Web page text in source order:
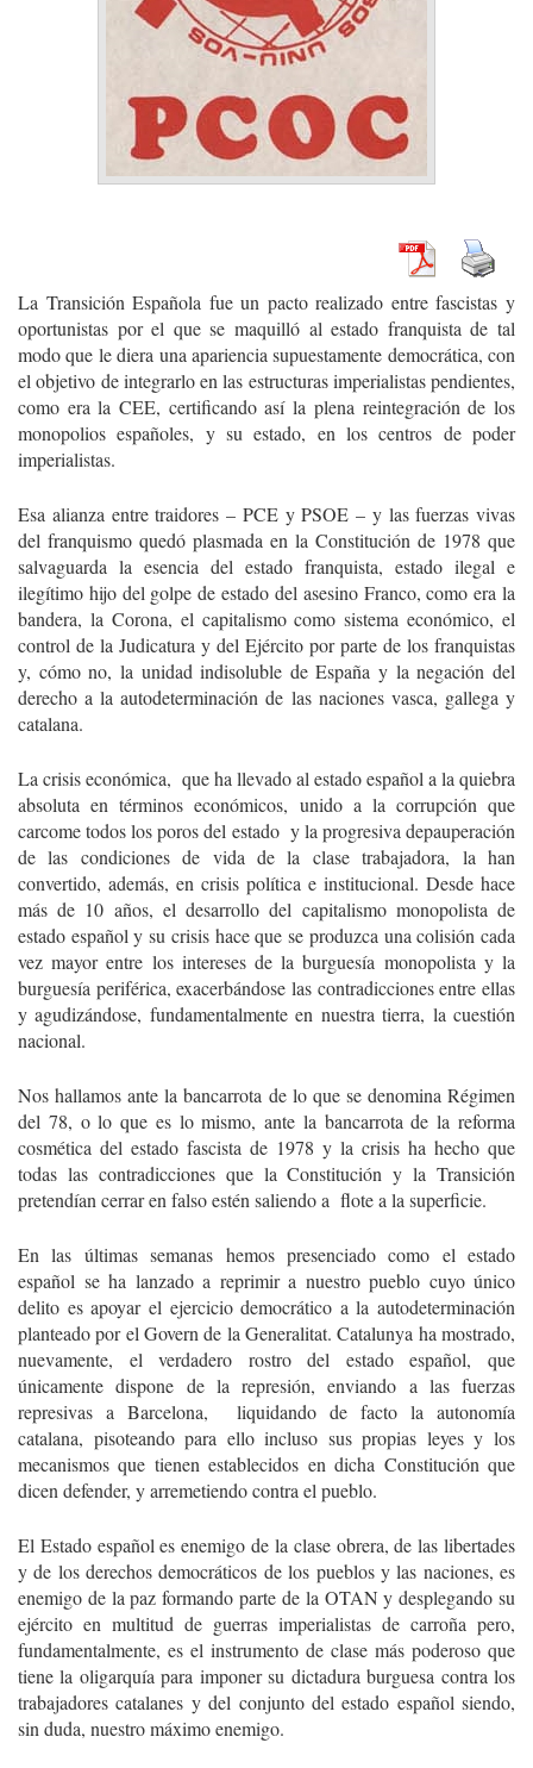
La Transición Española fue un pacto realizado entre fascistas y
oportunistas por el que se maquilló al estado franquista de tal
modo que le diera una apariencia supuestamente democrática, con
el objetivo de integrarlo en las estructuras imperialistas pendientes,
como era la CEE, certificando así la plena reintegración de los
monopolios españoles, y su estado, en los centros de poder
imperialistas.
Esa alianza entre traidores – PCE y PSOE – y las fuerzas vivas
del franquismo quedó plasmada en la Constitución de 1978 que
salvaguarda la esencia del estado franquista, estado ilegal e
ilegítimo hijo del golpe de estado del asesino Franco, como era la
bandera, la Corona, el capitalismo como sistema económico, el
control de la Judicatura y del Ejército por parte de los franquistas
y, cómo no, la unidad indisoluble de España y la negación del
derecho a la autodeterminación de las naciones vasca, gallega y
catalana.
La crisis económica, que ha llevado al estado español a la quiebra
absoluta en términos económicos, unido a la corrupción que
carcome todos los poros del estado y la progresiva depauperación
de las condiciones de vida de la clase trabajadora, la han
convertido, además, en crisis política e institucional. Desde hace
más de 10 años, el desarrollo del capitalismo monopolista de
estado español y su crisis hace que se produzca una colisión cada
vez mayor entre los intereses de la burguesía monopolista y la
burguesía periférica, exacerbándose las contradicciones entre ellas
y agudizándose, fundamentalmente en nuestra tierra, la cuestión
nacional.
Nos hallamos ante la bancarrota de lo que se denomina Régimen
del 78, o lo que es lo mismo, ante la bancarrota de la reforma
cosmética del estado fascista de 1978 y la crisis ha hecho que
todas las contradicciones que la Constitución y la Transición
pretendían cerrar en falso estén saliendo a flote a la superficie.
En las últimas semanas hemos presenciado como el estado
español se ha lanzado a reprimir a nuestro pueblo cuyo único
delito es apoyar el ejercicio democrático a la autodeterminación
planteado por el Govern de la Generalitat. Catalunya ha mostrado,
nuevamente, el verdadero rostro del estado español, que
únicamente dispone de la represión, enviando a las fuerzas
represivas a Barcelona, liquidando de facto la autonomía
catalana, pisoteando para ello incluso sus propias leyes y los
mecanismos que tienen establecidos en dicha Constitución que
dicen defender, y arremetiendo contra el pueblo.
El Estado español es enemigo de la clase obrera, de las libertades
y de los derechos democráticos de los pueblos y las naciones, es
enemigo de la paz formando parte de la OTAN y desplegando su
ejército en multitud de guerras imperialistas de carroña pero,
fundamentalmente, es el instrumento de clase más poderoso que
tiene la oligarquía para imponer su dictadura burguesa contra los
trabajadores catalanes y del conjunto del estado español siendo,
sin duda, nuestro máximo enemigo.